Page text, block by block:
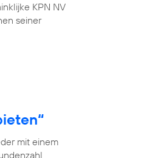
KPN NV
seiner
mit einem